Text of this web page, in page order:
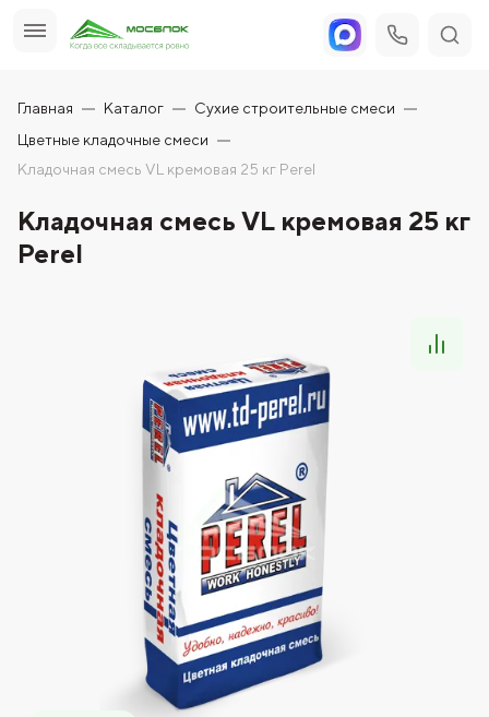
Главная Каталог
Сухие строительные смеси
Цветные кладочные смеси
Кладочная смесь VL кремовая 25 кг Perel
Кладочная смесь VL кремовая 25 кг
Perel